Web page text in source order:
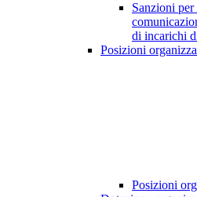
Sanzioni per
di incarichi
Posizioni
Posizioni